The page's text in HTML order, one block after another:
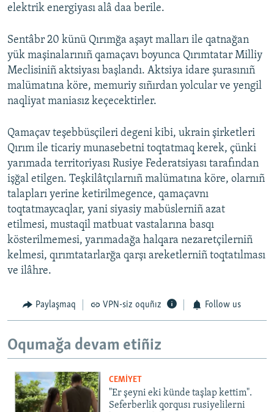
elektrik energiyası alâ daa berile.
Sentâbr 20 künü Qırımğa aşayt malları ile qatnağan
yük maşinalarınıñ qamaçavı boyunca Qırımtatar Milliy
Meclisiniñ aktsiyası başlandı. Aktsiya idare şurasınıñ
malümatına köre, memuriy sıñırdan yolcular ve yengil
naqliyat maniasız keçecektirler.
Qamaçav teşebbüsçileri degeni kibi, ukrain şirketleri
Qırım ile ticariy munasebetni toqtatmaq kerek, çünki
yarımada territoriyası Rusiye Federatsiyası tarafından
işğal etilgen. Teşkilâtçılarnıñ malümatına köre, olarnıñ
talapları yerine ketirilmegence, qamaçavnı
toqtatmaycaqlar, yani siyasiy mabüslerniñ azat
etilmesi, mustaqil matbuat vastalarına basqı
kösterilmemesi, yarımadağa halqara nezaretçilerniñ
kelmesi, qırımtatarlarğa qarşı areketlerniñ toqtatılması
ve ilâhre.
Paylaşmaq VPN-siz oquñız Follow us
Oqumağa devam etiñiz
CEMİYET
"Er şeyni eki künde taşlap kettim".
Seferberlik qorqusı rusiyelilerni